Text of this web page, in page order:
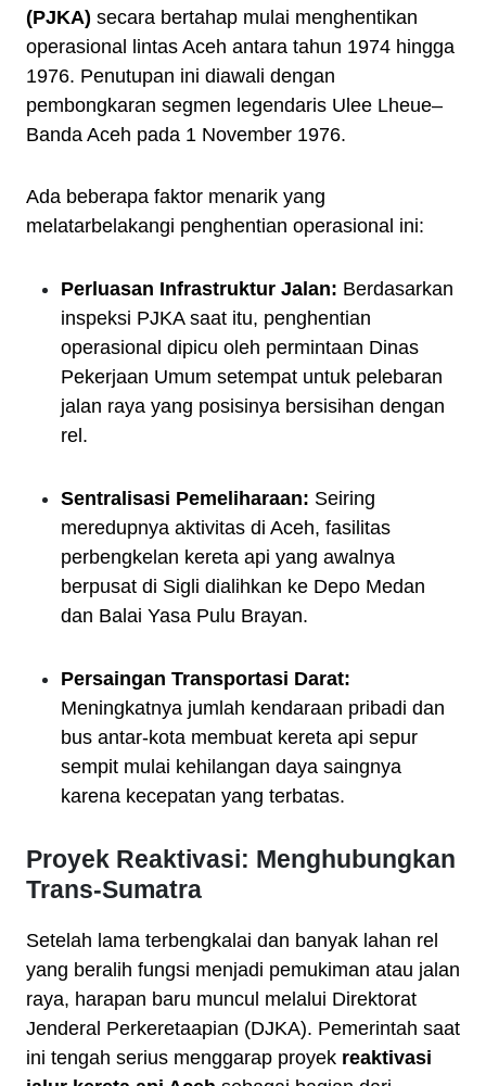
(PJKA) secara bertahap mulai menghentikan
operasional lintas Aceh antara tahun 1974 hingga
1976. Penutupan ini diawali dengan
pembongkaran segmen legendaris Ulee Lheue–
Banda Aceh pada 1 November 1976.
Ada beberapa faktor menarik yang
melatarbelakangi penghentian operasional ini:
Perluasan Infrastruktur Jalan: Berdasarkan
inspeksi PJKA saat itu, penghentian
operasional dipicu oleh permintaan Dinas
Pekerjaan Umum setempat untuk pelebaran
jalan raya yang posisinya bersisihan dengan
rel.
Sentralisasi Pemeliharaan: Seiring
meredupnya aktivitas di Aceh, fasilitas
perbengkelan kereta api yang awalnya
berpusat di Sigli dialihkan ke Depo Medan
dan Balai Yasa Pulu Brayan.
Persaingan Transportasi Darat:
Meningkatnya jumlah kendaraan pribadi dan
bus antar-kota membuat kereta api sepur
sempit mulai kehilangan daya saingnya
karena kecepatan yang terbatas.
Proyek Reaktivasi: Menghubungkan
Trans-Sumatra
Setelah lama terbengkalai dan banyak lahan rel
yang beralih fungsi menjadi pemukiman atau jalan
raya, harapan baru muncul melalui Direktorat
Jenderal Perkeretaapian (DJKA). Pemerintah saat
ini tengah serius menggarap proyek reaktivasi